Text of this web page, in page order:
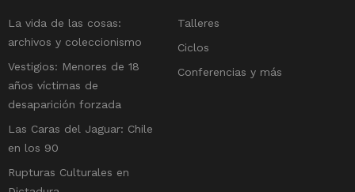
La vida de las cosas:
archivos y coleccionismo
Vestigios: Menores de 18
años víctimas de
desaparición forzada
Las Caras del Jaguar: Chile
en los 90
Rupturas Culturales en
Talleres
Ciclos
Conferencias y más